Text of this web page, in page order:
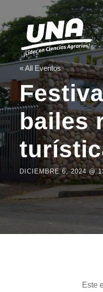
« All Eventos
bailes
DICIEMBRE 6, 2024 @
Este